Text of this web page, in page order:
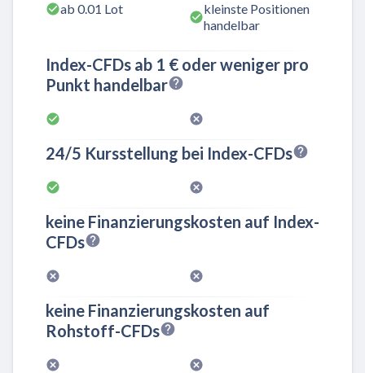
ab 0.01 Lot
kleinste Positionen
handelbar
Index-CFDs ab 1 € oder weniger pro
Punkt handelbar
24/5 Kursstellung bei Index-CFDs
keine Finanzierungskosten auf Index-
CFDs
keine Finanzierungskosten auf
Rohstoff-CFDs